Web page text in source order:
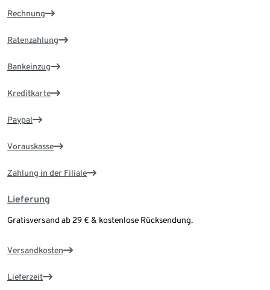
Rechnung
Ratenzahlung
Bankeinzug
Kreditkarte
Paypal
Vorauskasse
Zahlung in der Filiale
Lieferung
Gratisversand ab 29 € & kostenlose Rücksendung.
Versandkosten
Lieferzeit